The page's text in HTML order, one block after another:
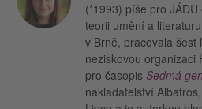
(*1993) píše pro
teorii umění a
v Brně, pracovala
neziskovou organizaci
pro časopis Sedmá
nakladatelství